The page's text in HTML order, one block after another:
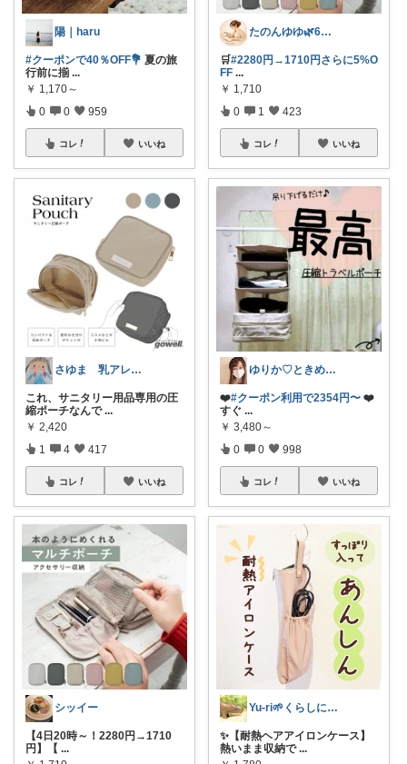
陽｜haru
#クーポンで40％OFF💐 夏の旅
行前に揃 ...
￥ 1,170～
0 0 959
コレ いいね
さゆま 乳アレっ子ママ｜知育×子育てグッ
これ、サニタリー用品専用の圧
縮ポーチなんで ...
￥ 2,420
1 4 417
コレ いいね
シッイー
【4日20時～！2280円→1710
円】【 ...
たのんゆゆ🌿6日感謝です💐
🛒#2280円→1710円さらに5%O
FF ...
￥ 1,710
0 1 423
コレ いいね
ゆりか♡ときめく暮らしと服✨️
❤️#クーポン利用で2354円〜 ❤️
すぐ ...
￥ 3,480～
0 0 998
コレ いいね
Yu-ri🌱くらしに役立つアイテム
✨【耐熱ヘアアイロンケース】
熱いまま収納で ...